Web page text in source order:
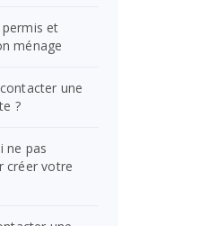
et
ménage
une
?
ne pas
créer votre